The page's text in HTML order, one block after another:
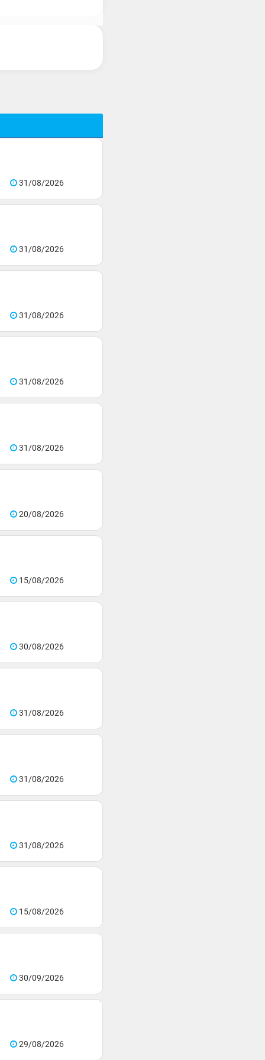
31/08/2026
31/08/2026
31/08/2026
31/08/2026
31/08/2026
20/08/2026
15/08/2026
30/08/2026
31/08/2026
31/08/2026
31/08/2026
15/08/2026
30/09/2026
29/08/2026